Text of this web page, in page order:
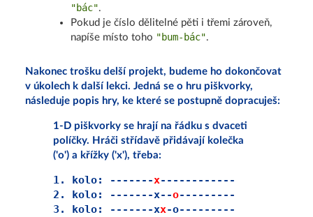
"bác".
Pokud je číslo dělitelné pěti i třemi zároveň,
napíše místo toho "bum-bác".
Nakonec trošku delší projekt, budeme ho dokončovat
v úkolech k další lekci. Jedná se o hru piškvorky,
následuje popis hry, ke které se postupně dopracuješ:
1-D piškvorky se hrají na řádku s dvaceti
políčky. Hráči střídavě přidávají kolečka
('o') a křížky ('x'), třeba:
1. kolo: -------x------------
2. kolo: -------x--o---------
3. kolo: -------xx-o---------